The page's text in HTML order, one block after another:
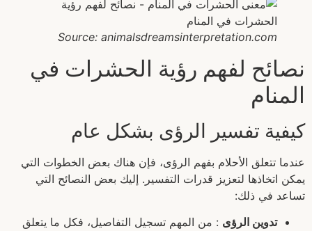
Source: animalsdreamsinterpretation.com
نصائح لفهم رؤية الحشرات في
المنام
كيفية تفسير الرؤى بشكل عام
عندما تتعلق الأحلام بفهم الرؤى، فإن هناك بعض الخطوات التي
يمكن اتخاذها لتعزيز قدرات التفسير. إليك بعض النصائح التي
تساعد في ذلك:
تدوين الرؤى : من المهم تسجيل التفاصيل، فكل ما يتعلق